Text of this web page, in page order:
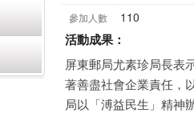
參加人數 110
活動成果：
屏東郵局尤素珍局長表
著善盡社會企業責任，
局以「溥益民生」精神